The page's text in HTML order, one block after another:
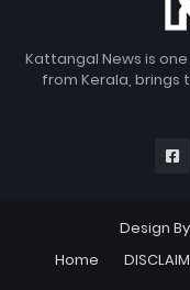
Kattangal News is
from Kerala, brings
Design
Home